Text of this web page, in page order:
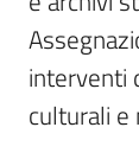
interventi
culturali e